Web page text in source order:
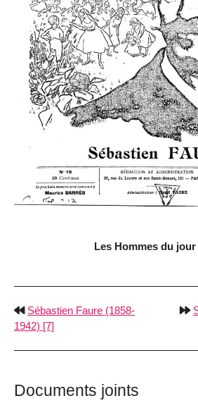
Les Hommes du jour
Sébastien Faure (1858-
1942) [7]
Documents joints